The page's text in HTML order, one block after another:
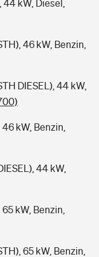
kW, Diesel,
46 kW, Benzin,
DIESEL), 44 kW,
kW, Benzin,
44 kW,
kW, Benzin,
65 kW, Benzin,